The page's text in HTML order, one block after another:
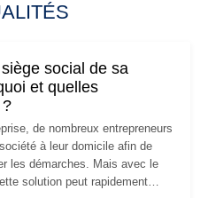
social de sa
et quelles
de nombreux entrepreneurs
à leur domicile afin de
les démarches. Mais avec le
solution peut rapidement